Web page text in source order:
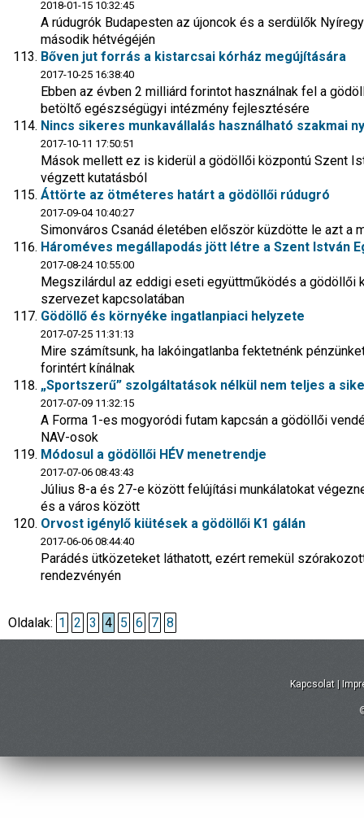
2018-01-15 10:32:45
A rúdugrók Budapesten az újoncok és a serdülők
második hétvégéjén
Bőven jut forrás a kistarcsai kórház megújítására
2017-10-25 16:38:40
Ebben az évben 2 milliárd forintot használnak fel a
betöltő egészségügyi intézmény fejlesztésére
Nincs sikeres munkavállalás használható szakmai
2017-10-11 17:50:51
Mások mellett ez is kiderül a gödöllői központú Szent
végzett kutatásból
Áttörte az ötméteres határt a gödöllői rúdugró
2017-09-04 10:40:27
Simonváros Csanád életében először küzdötte le azt a
Hároméves megállapodás jött létre a Szent István
2017-08-24 10:55:00
Megszilárdul az eddigi eseti együttműködés a gödöllői
szervezet kapcsolatában
Gödöllő és környéke ingatlanpiaci helyzete
2017-07-25 11:31:13
Mire számítsunk, ha lakóingatlanba fektetnénk
forintért kínálnak
„Sportszerű” szolgáltatások nélkül nem teljes a
2017-07-09 11:32:15
A Forma 1-es mogyoródi futam kapcsán a gödöllői
NAV-osok
Módosul a gödöllői HÉV menetrendje
2017-07-06 08:43:43
Július 8-a és 27-e között felújítási munkálatokat
és a város között
Orvost igénylő kiütések a gödöllői K1 gálán
2017-06-06 08:44:40
Parádés ütközeteket láthatott, ezért remekül
rendezvényén
Oldalak: 1 2 3 4 5 6 7 8
Kapcsolat |